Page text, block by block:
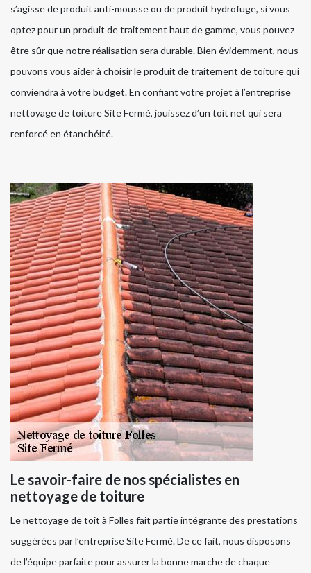
s’agisse de produit anti-mousse ou de produit hydrofuge, si vous
optez pour un produit de traitement haut de gamme, vous pouvez
être sûr que notre réalisation sera durable. Bien évidemment, nous
pouvons vous aider à choisir le produit de traitement de toiture qui
conviendra à votre budget. En confiant votre projet à l’entreprise
nettoyage de toiture Site Fermé, jouissez d’un toit net qui sera
renforcé en étanchéité.
Le savoir-faire de nos spécialistes en
nettoyage de toiture
Le nettoyage de toit à Folles fait partie intégrante des prestations
suggérées par l’entreprise Site Fermé. De ce fait, nous disposons
de l’équipe parfaite pour assurer la bonne marche de chaque